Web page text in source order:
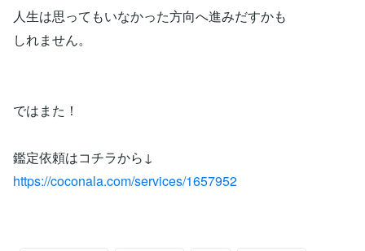
人生は思ってもいなかった方向へ進みだすかも
しれません。
ではまた！
鑑定依頼はコチラから↓
https://coconala.com/services/1657952